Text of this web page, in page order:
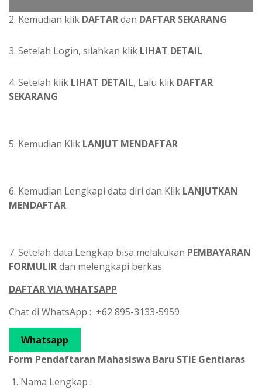
2. Kemudian klik DAFTARdan DAFTAR SEKARANG
3. Setelah Login, silahkan klik LIHAT DETAIL
4. Setelah klik LIHAT DETAIL, Lalu klik DAFTAR
SEKARANG
5. Kemudian Klik LANJUT MENDAFTAR
6. Kemudian Lengkapi data diri dan Klik LANJUTKAN
MENDAFTAR
7. Setelah data Lengkap bisa melakukan PEMBAYARAN
FORMULIRdan melengkapi berkas.
DAFTAR VIA WHATSAPP
Chat di WhatsApp : +62 895-3133-5959
Whatsapp
Form Pendaftaran Mahasiswa Baru STIE Gentiaras
Nama Lengkap :